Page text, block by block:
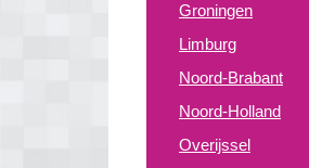
Groningen
Limburg
Noord-Brabant
Noord-Holland
Overijssel